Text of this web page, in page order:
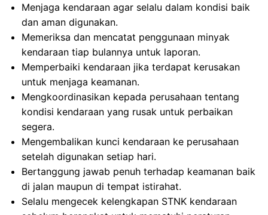
Menjaga kendaraan agar selalu dalam kondisi baik
dan aman digunakan.
Memeriksa dan mencatat penggunaan minyak
kendaraan tiap bulannya untuk laporan.
Memperbaiki kendaraan jika terdapat kerusakan
untuk menjaga keamanan.
Mengkoordinasikan kepada perusahaan tentang
kondisi kendaraan yang rusak untuk perbaikan
segera.
Mengembalikan kunci kendaraan ke perusahaan
setelah digunakan setiap hari.
Bertanggung jawab penuh terhadap keamanan baik
di jalan maupun di tempat istirahat.
Selalu mengecek kelengkapan STNK kendaraan